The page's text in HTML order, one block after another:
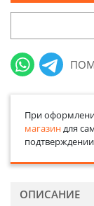
При
магазиндля
подтверждении
ОПИСАНИЕ